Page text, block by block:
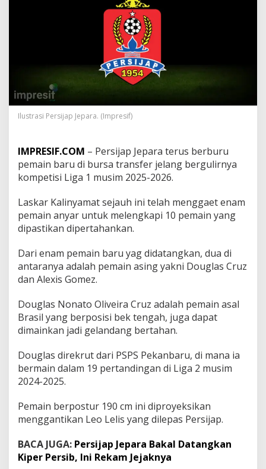
n
s
f
e
r
P
e
r
a
e
p
a
,
B
a
a
l
D
a
n
g
k
n
5
a
i
A
i
Ilustrasi Persijap Jepara. (Impresif)
IMPRESIF.COM – Persijap Jepara terus berburu
pemain baru di bursa transfer jelang bergulirnya
kompetisi Liga 1 musim 2025-2026.
Laskar Kalinyamat sejauh ini telah menggaet enam
pemain anyar untuk melengkapi 10 pemain yang
dipastikan dipertahankan.
Dari enam pemain baru yag didatangkan, dua di
antaranya adalah pemain asing yakni Douglas Cruz
dan Alexis Gomez.
Douglas Nonato Oliveira Cruz adalah pemain asal
Brasil yang berposisi bek tengah, juga dapat
dimainkan jadi gelandang bertahan.
Douglas direkrut dari PSPS Pekanbaru, di mana ia
bermain dalam 19 pertandingan di Liga 2 musim
2024-2025.
Pemain berpostur 190 cm ini diproyeksikan
menggantikan Leo Lelis yang dilepas Persijap.
BACA JUGA: Persijap Jepara Bakal Datangkan
Kiper Persib, Ini Rekam Jejaknya